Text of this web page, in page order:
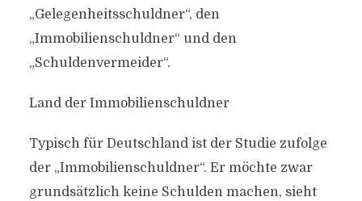
„Gelegenheitsschuldner“, den
„Immobilienschuldner“ und den
„Schuldenvermeider“.
Land der Immobilienschuldner
Typisch für Deutschland ist der Studie zufolge
der „Immobilienschuldner“. Er möchte zwar
grundsätzlich keine Schulden machen, sieht